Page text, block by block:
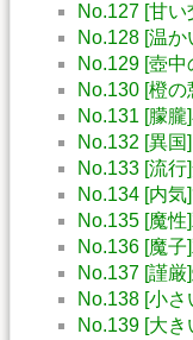
No.127 [甘
No.128 [温か
No.129 [壺中
No.130 [橙
No.131 [朦朧
No.132 [異
No.133 [流行
No.134 [内
No.135 [魔性
No.136 [魔子
No.137 [謹
No.138 [小
No.139 [大